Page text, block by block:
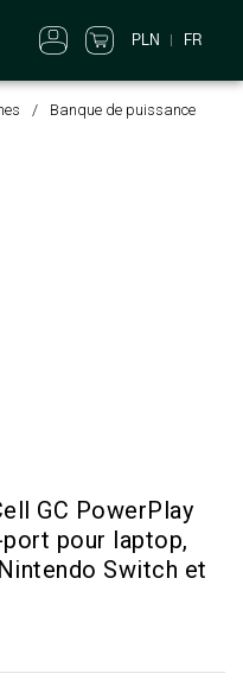
PLN FR
Banque de puissance
GC PowerPlay
pour laptop,
Switch et